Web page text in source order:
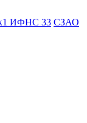
ИФНС 33 СЗАО